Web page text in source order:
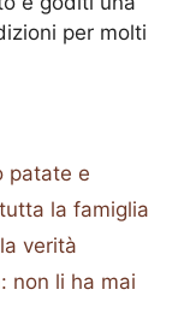
per molti
patate e
la famiglia
verità
non li ha mai